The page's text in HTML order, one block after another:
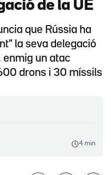
de la UE
que Rússia ha
la seva delegació
enmig un atac
drons i 30 míssils
4 min